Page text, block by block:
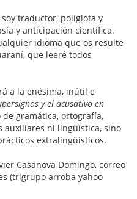
traductor, políglota y
y anticipación científica.
idioma que os resulte
que leeré todos
a la enésima, inútil e
y el acusativo en
gramática, ortografía,
auxiliares ni lingüística, sino
extralingüísticos.
Casanova Domingo, correo
(trigrupo arroba yahoo